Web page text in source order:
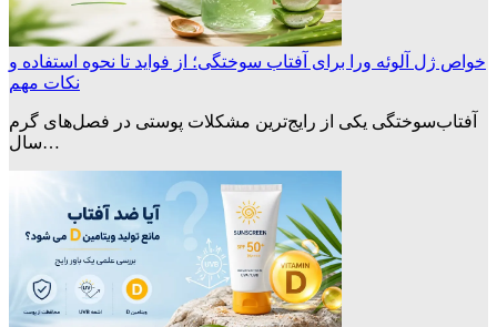
خواص ژل آلوئه ورا برای آفتاب سوختگی؛ از فواید تا نحوه استفاده و
نکات مهم
آفتاب‌سوختگی یکی از رایج‌ترین مشکلات پوستی در فصل‌های گرم
سال…